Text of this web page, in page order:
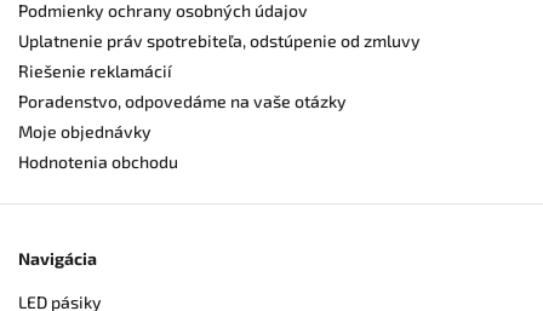
Podmienky ochrany osobných údajov
Uplatnenie práv spotrebiteľa, odstúpenie od zmluvy
Riešenie reklamácií
Poradenstvo, odpovedáme na vaše otázky
Moje objednávky
Hodnotenia obchodu
Navigácia
LED pásiky